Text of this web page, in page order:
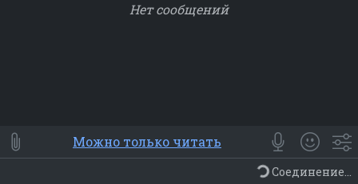
Нет сообщений
⭐ Мои Smile
😀 Emoji
Смайлики
Люди Животные Еда Объекты
Можно только читать
Соединение...